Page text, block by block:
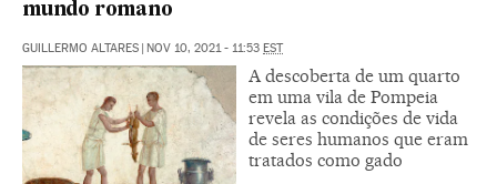
mundo romano
GUILLERMO ALTARES NOV 10, 2021 - 11:53 EST
A descoberta de um quarto
em uma vila de Pompeia
revela as condições de vida
de seres humanos que eram
tratados como gado